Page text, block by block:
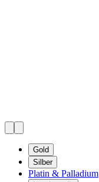
Gold
Silber
Platin & Palladium